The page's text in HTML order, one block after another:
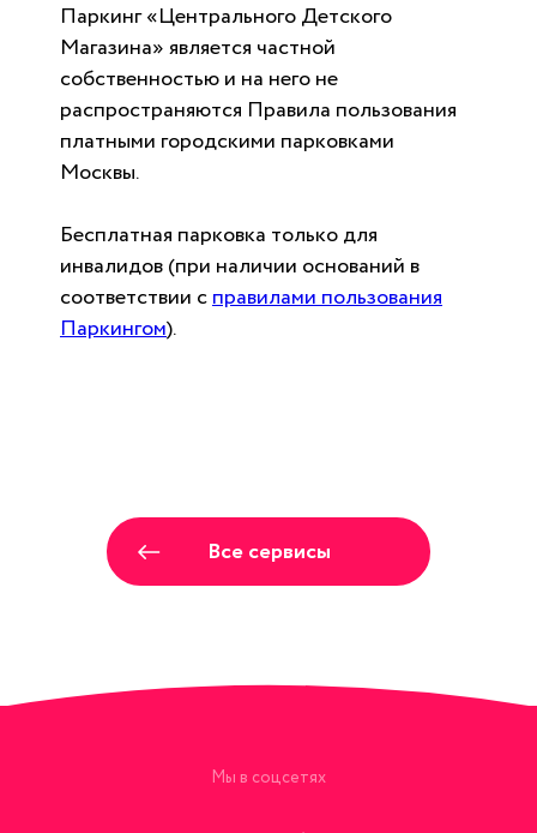
Паркинг «Центрального Детского
Магазина» является частной
собственностью и на него не
распространяются Правила пользования
платными городскими парковками
Москвы.
Бесплатная парковка только для
инвалидов (при наличии оснований в
соответствии справилами пользования
Паркингом).
Все сервисы
Мы в соцсетях